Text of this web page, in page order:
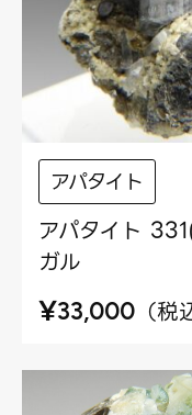
アパタイト
アパタイト
ガル
¥33,000 （税